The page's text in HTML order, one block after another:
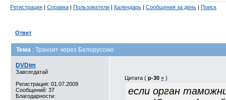
Регистрация | Справка | Пользователи | Календарь | Сообщения за день | Поиск
Ответ
Тема : Транзит через Белоруссию
DVDim
Завсегдатай
Регистрация: 01.07.2009
Сообщений: 37
Благодарности:
Цитата ( p-30 » )
если орган